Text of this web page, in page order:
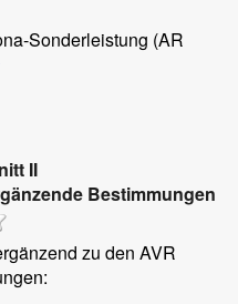
Sonderleistung (AR
II
Bestimmungen
zu den AVR